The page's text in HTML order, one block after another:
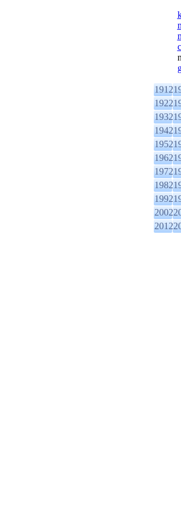
1912
1922
1932
1942
1952
1962
1972
1982
1992
2002
2012